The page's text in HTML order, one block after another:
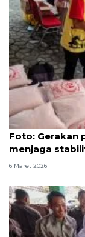
Foto
Foto: Gerakan
menjaga
6 Maret 2026